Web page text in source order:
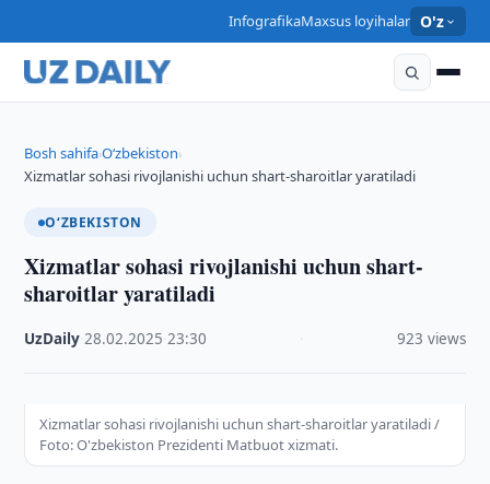
InfografikaMaxsus loyihalar O'z
Bosh sahifa›O‘zbekiston›
Xizmatlar sohasi rivojlanishi uchun shart-sharoitlar yaratiladi
O‘ZBEKISTON
Xizmatlar sohasi rivojlanishi uchun shart-
sharoitlar yaratiladi
UzDaily ·28.02.2025 ·23:30 923 views
Xizmatlar sohasi rivojlanishi uchun shart-sharoitlar yaratiladi /
Foto: O'zbekiston Prezidenti Matbuot xizmati.